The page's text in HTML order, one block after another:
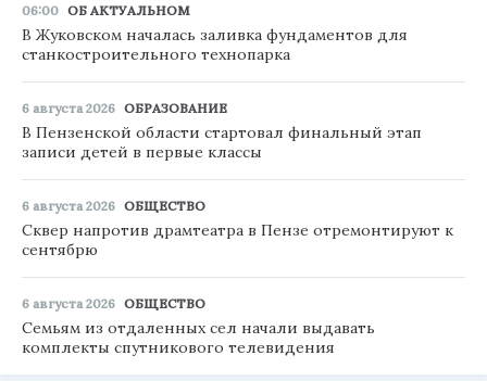
06:00 ОБ АКТУАЛЬНОМ
В Жуковском началась заливка фундаментов для
станкостроительного технопарка
6 августа 2026 ОБРАЗОВАНИЕ
В Пензенской области стартовал финальный этап
записи детей в первые классы
6 августа 2026 ОБЩЕСТВО
Сквер напротив драмтеатра в Пензе отремонтируют к
сентябрю
6 августа 2026 ОБЩЕСТВО
Семьям из отдаленных сел начали выдавать
комплекты спутникового телевидения